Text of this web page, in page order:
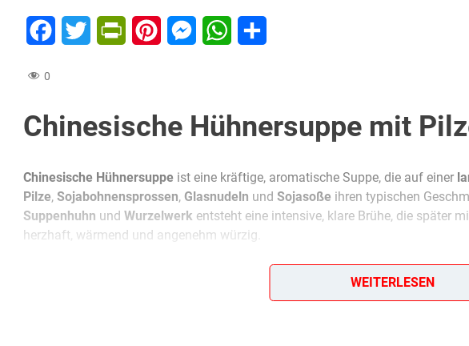
FacebookTwitter PrintFriendly
PinterestMessengerWhatsApp
0
Chinesische Hühnersuppe mit
Chinesische Hühnersuppeist eine kräftige, aromatische Suppe, die auf einer
Pilze, Sojabohnensprossen, Glasnudeln und Sojasoße ihren typischen
Suppenhuhn und Wurzelwerk entsteht eine intensive, klare Brühe, die später
herzhaft, wärmend und angenehm würzig.
des Huhns: Nur so lösen sich
und Pilze in die Brühe, damit sich die
WEITERLESEN